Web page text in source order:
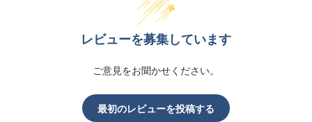
レビューを募集しています
ご意見をお聞かせください。
最初のレビューを投稿する